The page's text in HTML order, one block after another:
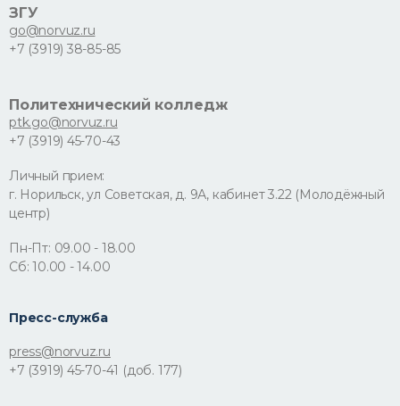
ЗГУ
go@norvuz.ru
+7 (3919) 38-85-85
Политехнический колледж
ptk.go@norvuz.ru
+7 (3919) 45-70-43
Личный прием:
г. Норильск, ул Советская, д. 9А, кабинет 3.22 (Молодёжный
центр)
Пн-Пт: 09.00 - 18.00
Сб: 10.00 - 14.00
Пресс-служба
press@norvuz.ru
+7 (3919) 45-70-41 (доб. 177)